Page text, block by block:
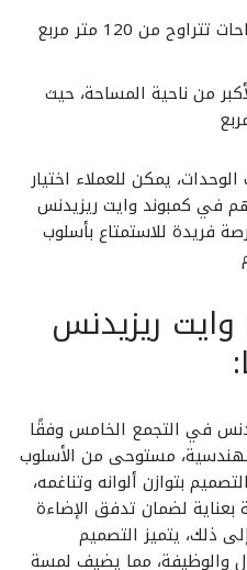
الشقق السكنية: تتوفر بمساحات تتراوح من 120 متر مربع
من ناحية المساحة، حيث
يمكن للعملاء اختيار
في كمبوند وايت ريزيدنس
فريدة للاستمتاع بأسلوب
ريزيدنس
في التجمع الخامس وفقًا
مستوحى من الأسلوب
بتوازن ألوانه وتناغمه،
بعناية لضمان تدفق الإضاءة
ذلك، يتميز التصميم
والوظيفة، مما يضيف لمسة